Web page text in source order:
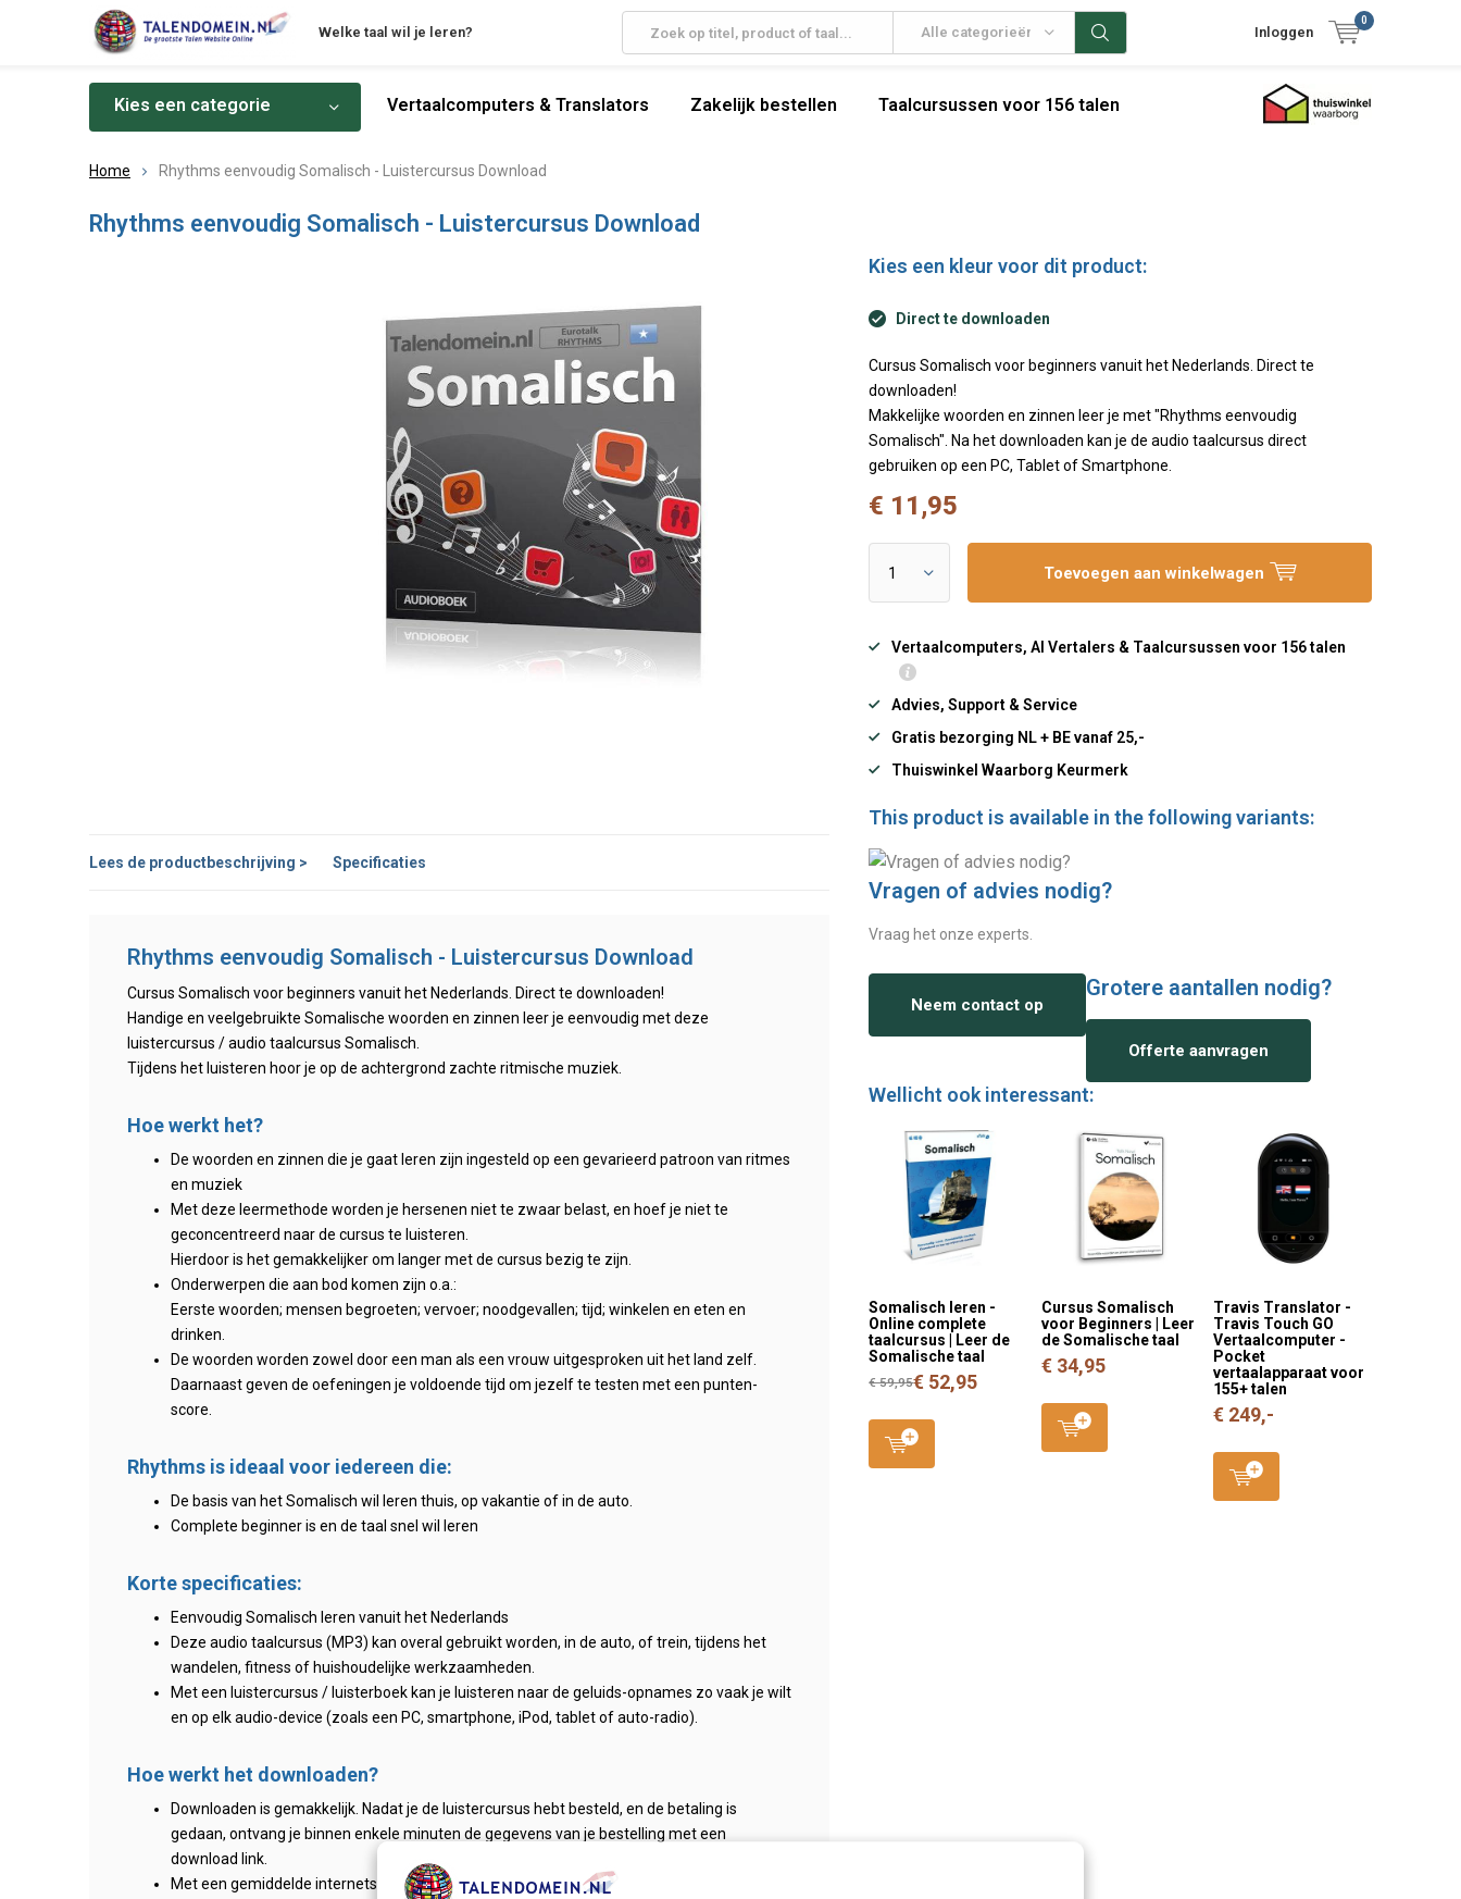
Welke taal wil je leren? Alle categorieën Inloggen
0
Kies een categorie Vertaalcomputers & Translators Zakelijk bestellen Taalcursussen voor 156 talen
Home Rhythms eenvoudig Somalisch - Luistercursus Download
Rhythms eenvoudig Somalisch - Luistercursus Download
Kies een kleur voor dit product:
Direct te downloaden
Cursus Somalisch voor beginners vanuit het Nederlands. Direct te
downloaden!
Makkelijke woorden en zinnen leer je met "Rhythms eenvoudig
Somalisch". Na het downloaden kan je de audio taalcursus direct
gebruiken op een PC, Tablet of Smartphone.
€ 11,95
Toevoegen aan winkelwagen
Vertaalcomputers, AI Vertalers & Taalcursussen voor 156 talen
Advies, Support & Service
Gratis bezorging NL + BE vanaf 25,-
Thuiswinkel Waarborg Keurmerk
This product is available in the following variants:
Lees de productbeschrijving > Specificaties
Rhythms eenvoudig Somalisch - Luistercursus Download
Cursus Somalisch voor beginners vanuit het Nederlands. Direct te downloaden!
Handige en veelgebruikte Somalische woorden en zinnen leer je eenvoudig met deze
luistercursus / audio taalcursus Somalisch.
Tijdens het luisteren hoor je op de achtergrond zachte ritmische muziek.
Hoe werkt het?
De woorden en zinnen die je gaat leren zijn ingesteld op een gevarieerd patroon van ritmes
en muziek
Met deze leermethode worden je hersenen niet te zwaar belast, en hoef je niet te
geconcentreerd naar de cursus te luisteren.
Hierdoor is het gemakkelijker om langer met de cursus bezig te zijn.
Onderwerpen die aan bod komen zijn o.a.:
Eerste woorden; mensen begroeten; vervoer; noodgevallen; tijd; winkelen en eten en
drinken.
De woorden worden zowel door een man als een vrouw uitgesproken uit het land zelf.
Daarnaast geven de oefeningen je voldoende tijd om jezelf te testen met een punten-
score.
Rhythms is ideaal voor iedereen die:
De basis van het Somalisch wil leren thuis, op vakantie of in de auto.
Complete beginner is en de taal snel wil leren
Korte specificaties:
Eenvoudig Somalisch leren vanuit het Nederlands
Deze audio taalcursus (MP3) kan overal gebruikt worden, in de auto, of trein, tijdens het
wandelen, fitness of huishoudelijke werkzaamheden.
Met een luistercursus / luisterboek kan je luisteren naar de geluids-opnames zo vaak je wilt
en op elk audio-device (zoals een PC, smartphone, iPod, tablet of auto-radio).
Hoe werkt het downloaden?
Downloaden is gemakkelijk. Nadat je de luistercursus hebt besteld, en de betaling is
gedaan, ontvang je binnen enkele minuten de gegevens van je bestelling met een
download link.
Met een gemiddelde internetsnelheid duurt het downloaden enkele minuten, waarna je
Vragen of advies nodig?
Vraag het onze experts.
Neem contact op
Grotere aantallen nodig?
Offerte aanvragen
Wellicht ook interessant:
Somalisch leren -
Online complete
taalcursus | Leer de
Somalische taal
€ 59,95€ 52,95
Cursus Somalisch
voor Beginners | Leer
de Somalische taal
€ 34,95
Travis Translator -
Travis Touch GO
Vertaalcomputer -
Pocket
vertaalapparaat voor
155+ talen
€ 249,-